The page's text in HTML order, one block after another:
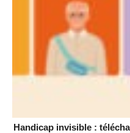
Handicap invisible :